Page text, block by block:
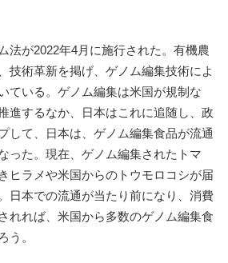
法が2022年4月に施行された。有機農
技術革新を掲げ、ゲノム編集技術によ
ている。ゲノム編集は米国が規制な
進するなか、日本はこれに追随し、政
して、日本は、ゲノム編集食品が流通
った。現在、ゲノム編集されたトマ
ヒラメや米国からのトウモロコシが届
日本での流通が当たり前になり、消費
れれば、米国から多数のゲノム編集食
う。